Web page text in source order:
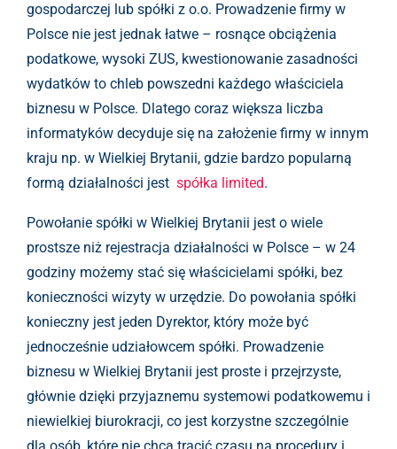
gospodarczej lub spółki z o.o. Prowadzenie firmy w
Polsce nie jest jednak łatwe – rosnące obciążenia
podatkowe, wysoki ZUS, kwestionowanie zasadności
wydatków to chleb powszedni każdego właściciela
biznesu w Polsce. Dlatego coraz większa liczba
informatyków decyduje się na założenie firmy w innym
kraju np. w Wielkiej Brytanii, gdzie bardzo popularną
formą działalności jest spółka limited.
Powołanie spółki w Wielkiej Brytanii jest o wiele
prostsze niż rejestracja działalności w Polsce – w 24
godziny możemy stać się właścicielami spółki, bez
konieczności wizyty w urzędzie. Do powołania spółki
konieczny jest jeden Dyrektor, który może być
jednocześnie udziałowcem spółki. Prowadzenie
biznesu w Wielkiej Brytanii jest proste i przejrzyste,
głównie dzięki przyjaznemu systemowi podatkowemu i
niewielkiej biurokracji, co jest korzystne szczególnie